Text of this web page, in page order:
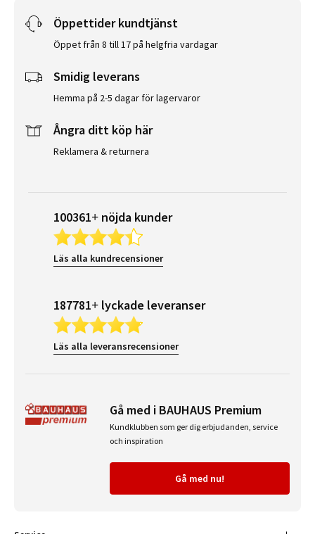
Öppettider kundtjänst
Öppet från 8 till 17 på helgfria vardagar
Smidig leverans
Hemma på 2-5 dagar för lagervaror
Ångra ditt köp här
Reklamera & returnera
100361+ nöjda kunder
Läs alla kundrecensioner
187781+ lyckade leveranser
Läs alla leveransrecensioner
Gå med i BAUHAUS Premium
Kundklubben som ger dig erbjudanden, service
och inspiration
Gå med nu!